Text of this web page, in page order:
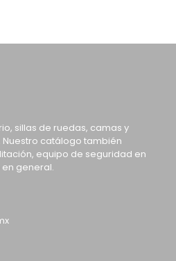
sillas de ruedas, camas y
catálogo también
equipo de seguridad en
general.